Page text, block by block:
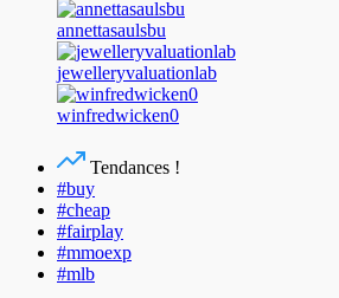
annettasaulsbu
jewelleryvaluationlab
winfredwicken0
Tendances !
#buy
#cheap
#fairplay
#mmoexp
#mlb